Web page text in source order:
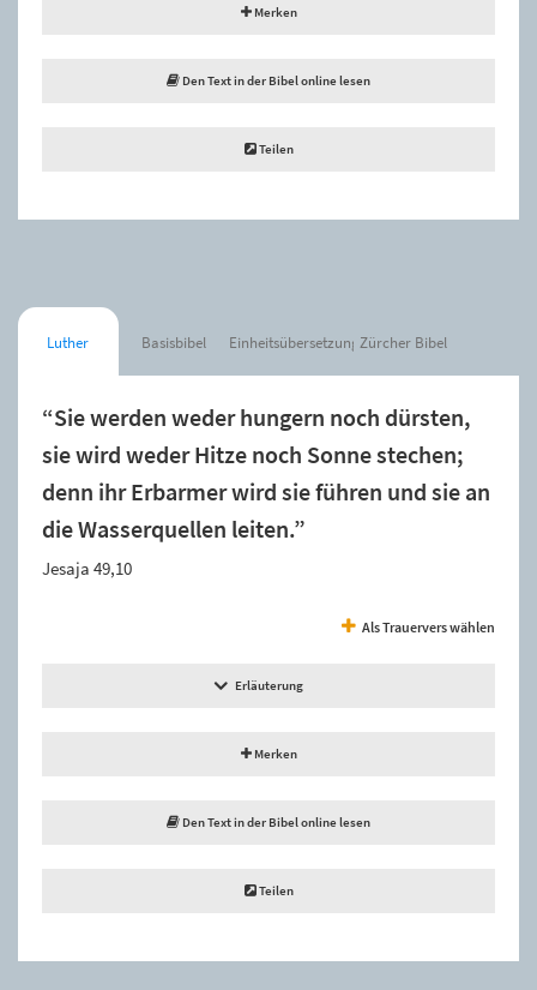
Merken
Den Text in der Bibel online lesen
Teilen
Luther Basisbibel Einheitsübersetzung Zürcher Bibel
“Sie werden weder hungern noch dürsten,
sie wird weder Hitze noch Sonne stechen;
denn ihr Erbarmer wird sie führen und sie an
die Wasserquellen leiten.”
Jesaja 49,10
Als Trauervers wählen
Erläuterung
Merken
Den Text in der Bibel online lesen
Teilen